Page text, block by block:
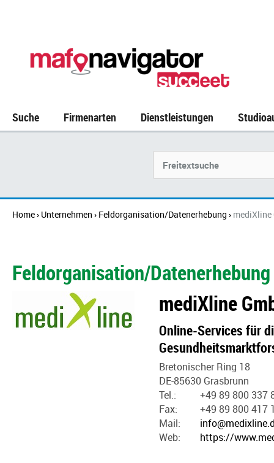
Suche Firmenarten Dienstleistungen
Home› Unternehmen › Feldorganisation/Datenerhebung › mediXline
Feldorganisation/Datenerhebung
mediXline
Online-Services für
Bretonischer Ring 18
DE-85630 Grasbrunn
Tel.:
+49 89 800 337
Fax:
+49 89 800 417
Mail:
Web:
https://